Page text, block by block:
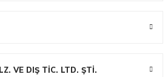
VE DIŞ TİC. LTD. ŞTİ.